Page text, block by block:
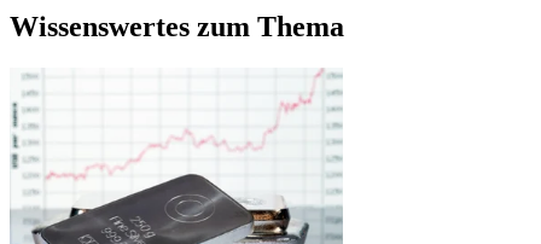
Wissenswertes zum Thema